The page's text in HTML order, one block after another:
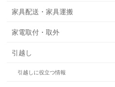
家具配送・家具運搬
家電取付・取外
引越し
引越しに役立つ情報